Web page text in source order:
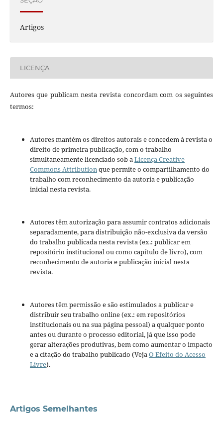
Artigos
LICENÇA
Autores que publicam nesta revista concordam com os seguintes
termos:
Autores mantém os direitos autorais e concedem à revista o
direito de primeira publicação, com o trabalho
simultaneamente licenciado sob aLicença Creative
Commons Attributionque permite o compartilhamento do
trabalho com reconhecimento da autoria e publicação
inicial nesta revista.
Autores têm autorização para assumir contratos adicionais
separadamente, para distribuição não-exclusiva da versão
do trabalho publicada nesta revista (ex.: publicar em
repositório institucional ou como capítulo de livro), com
reconhecimento de autoria e publicação inicial nesta
revista.
Autores têm permissão e são estimulados a publicar e
distribuir seu trabalho online (ex.: em repositórios
institucionais ou na sua página pessoal) a qualquer ponto
antes ou durante o processo editorial, já que isso pode
gerar alterações produtivas, bem como aumentar o impacto
e a citação do trabalho publicado (VejaO Efeito do Acesso
Livre).
Artigos Semelhantes